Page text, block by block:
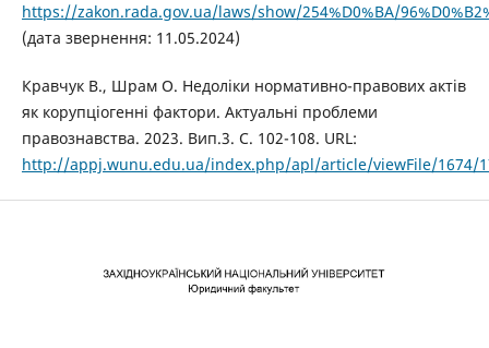
https://zakon.rada.gov.ua/laws/show/254%D0%BA/
(дата звернення: 11.05.2024)
Кравчук В., Шрам О. Недоліки нормативно-правових актів
як корупціогенні фактори. Актуальні проблеми
правознавства. 2023. Вип.3. С. 102-108. URL:
http://appj.wunu.edu.ua/index.php/apl/article/viewFile/1674/